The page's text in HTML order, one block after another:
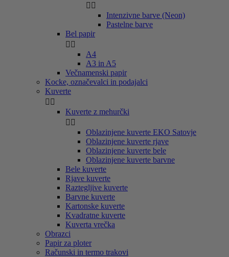
 
Intenzivne barve (Neon)
Pastelne barve
Bel papir
 
A4
A3 in A5
Večnamenski papir
Kocke, označevalci in podajalci
Kuverte
 
Kuverte z mehurčki
 
Oblazinjene kuverte EKO Satovje
Oblazinjene kuverte rjave
Oblazinjene kuverte bele
Oblazinjene kuverte barvne
Bele kuverte
Rjave kuverte
Raztegljive kuverte
Barvne kuverte
Kartonske kuverte
Kvadratne kuverte
Kuverta vrečka
Obrazci
Papir za ploter
Računski in termo trakovi